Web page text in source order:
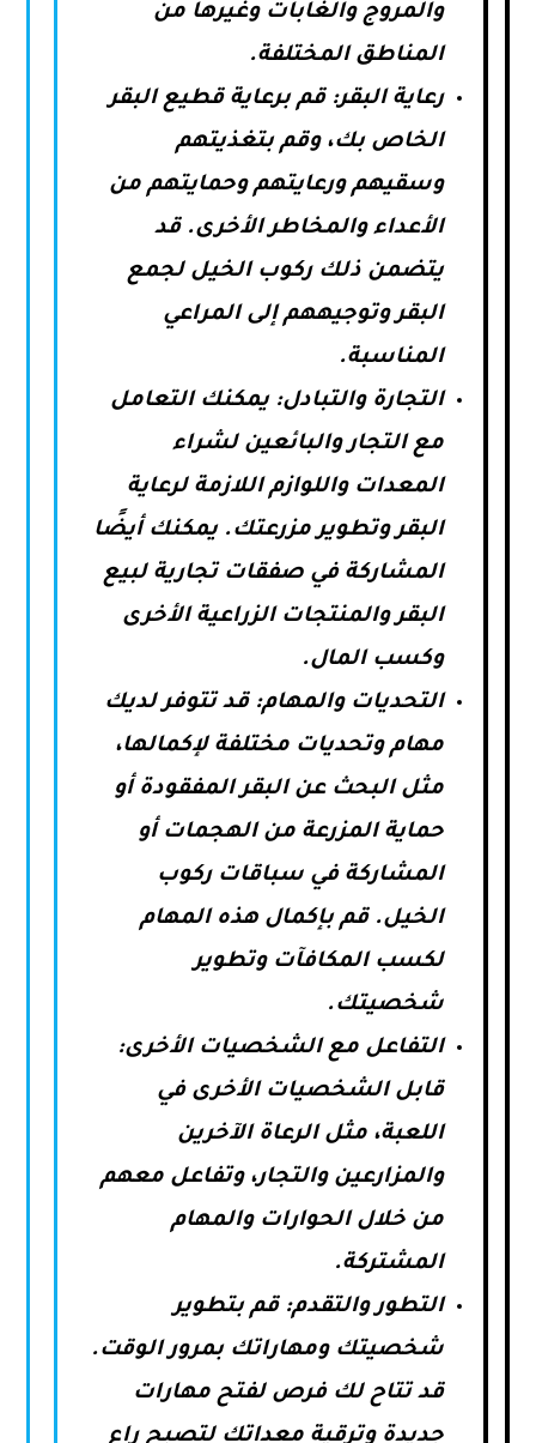
والمروج والغابات وغيرها من
المناطق المختلفة.
رعاية البقر: قم برعاية قطيع البقر
الخاص بك، وقم بتغذيتهم
وسقيهم ورعايتهم وحمايتهم من
الأعداء والمخاطر الأخرى. قد
يتضمن ذلك ركوب الخيل لجمع
البقر وتوجيههم إلى المراعي
المناسبة.
التجارة والتبادل: يمكنك التعامل
مع التجار والبائعين لشراء
المعدات واللوازم اللازمة لرعاية
البقر وتطوير مزرعتك. يمكنك أيضًا
المشاركة في صفقات تجارية لبيع
البقر والمنتجات الزراعية الأخرى
وكسب المال.
التحديات والمهام: قد تتوفر لديك
مهام وتحديات مختلفة لإكمالها،
مثل البحث عن البقر المفقودة أو
حماية المزرعة من الهجمات أو
المشاركة في سباقات ركوب
الخيل. قم بإكمال هذه المهام
لكسب المكافآت وتطوير
شخصيتك.
التفاعل مع الشخصيات الأخرى:
قابل الشخصيات الأخرى في
اللعبة، مثل الرعاة الآخرين
والمزارعين والتجار، وتفاعل معهم
من خلال الحوارات والمهام
المشتركة.
التطور والتقدم: قم بتطوير
شخصيتك ومهاراتك بمرور الوقت.
قد تتاح لك فرص لفتح مهارات
جديدة وترقية معداتك لتصبح راعٍ